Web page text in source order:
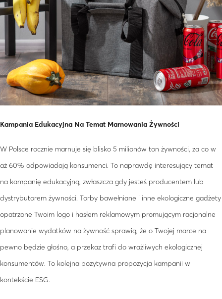
Kampania Edukacyjna Na Temat Marnowania Żywności
W Polsce rocznie marnuje się blisko 5 milionów ton żywności, za co w
aż 60% odpowiadają konsumenci. To naprawdę interesujący temat
na kampanię edukacyjną, zwłaszcza gdy jesteś producentem lub
dystrybutorem żywności. Torby bawełniane i inne ekologiczne gadżety
opatrzone Twoim logo i hasłem reklamowym promującym racjonalne
planowanie wydatków na żywność sprawią, że o Twojej marce na
pewno będzie głośno, a przekaz trafi do wrażliwych ekologicznej
konsumentów. To kolejna pozytywna propozycja kampanii w
kontekście ESG.